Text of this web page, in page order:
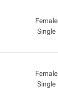
Female
Single
Female
Single